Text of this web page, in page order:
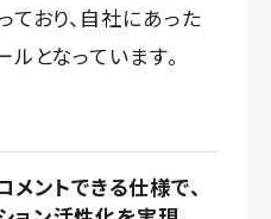
ており、自社にあった
となっています。
ントできる仕様で、